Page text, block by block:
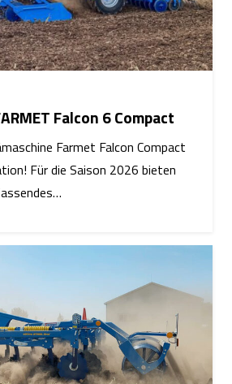
Falcon 6 Compact
Farmet Falcon Compact
Für die Saison 2026 bieten